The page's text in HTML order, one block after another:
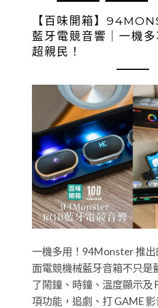
【百味開箱】
藍牙電競音響｜一機
超親民！
一機多用！94Monster 推出
面電競機械藍牙音箱不只是
了鬧鐘、時鐘、溫度顯示及
項功能，追劇、打 GAME